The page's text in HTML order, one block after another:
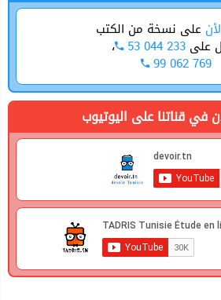
على نسخة من الكتب
على 53 044 233 ،
99 062 769
في قناتنا على اليوتيوب